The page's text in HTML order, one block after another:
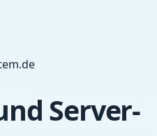
Server-